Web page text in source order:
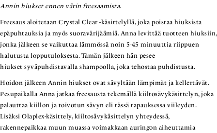
Annin hiukset ennen värin freesaamista.
Freesaus aloitetaan Crystal Clear -käsittelyllä, joka poistaa hiuksista
epäpuhtauksia ja myös suoravärijäämiä. Anna levittää tuotteen hiuksiin,
jonka jälkeen se vaikuttaa lämmössä noin 5-45 minuuttia riippuen
halutusta lopputuloksesta. Tämän jälkeen hän pesee
hiukset syväpuhdistavalla shampoolla, joka tehostaa puhdistusta.
Hoidon jälkeen Annin hiukset ovat sävyltään lämpimät ja kellertävät.
Pesupaikalla Anna jatkaa freesausta tekemällä kiiltosävykäsittelyn, joka
palauttaa kiillon ja toivotun sävyn eli tässä tapauksessa viileyden.
Lisäksi Olaplex-käsittely, kiiltosävykäsittelyn yhteydessä,
rakennepaikkaa muun muassa voimakkaan auringon aiheuttamia